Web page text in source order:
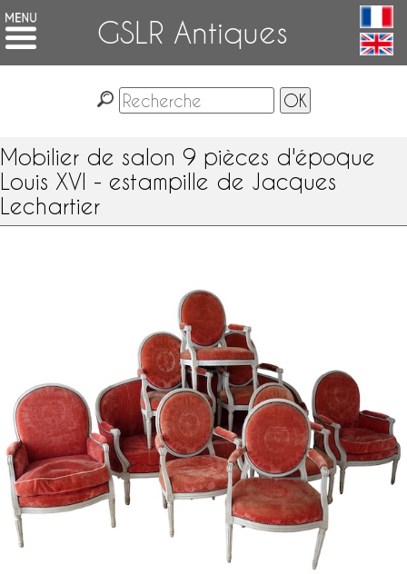
GSLR Antiques
Mobilier de salon 9 pièces d'époque
Louis XVI - estampille de Jacques
Lechartier